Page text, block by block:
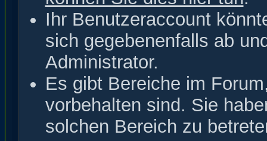
Ihr Benutzeraccount
sich gegebenenfalls ab
Administrator.
Es gibt Bereiche im
vorbehalten sind. Sie
solchen Bereich zu